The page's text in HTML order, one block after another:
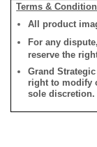
Terms &
All product
For any
reserve the
Grand
right to modify
sole discretion.